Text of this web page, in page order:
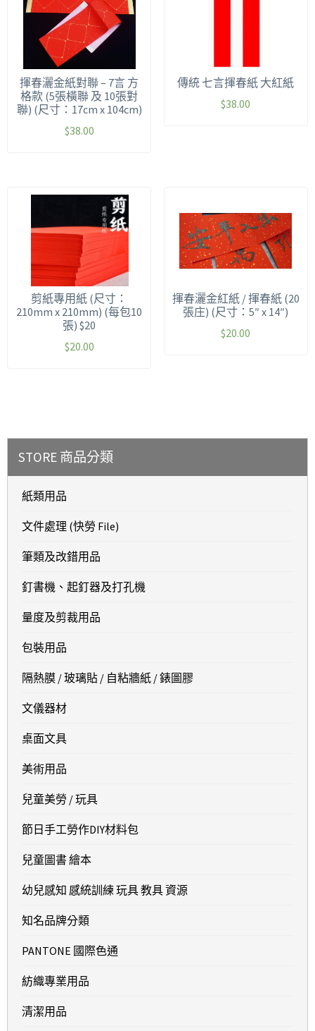
揮春灑金紙對聯 – 7言 方
格款 (5張橫聯 及 10張對
聯) (尺寸：17cm x 104cm)
$38.00
傳統 七言揮春紙 大紅紙
$38.00
剪紙專用紙 (尺寸：
210mm x 210mm) (每包10
張) $20
$20.00
揮春灑金紅紙 / 揮春紙 (20
張庄) (尺寸：5″ x 14″)
$20.00
STORE 商品分類
紙類用品
文件處理 (快勞 File)
筆類及改錯用品
釘書機、起釘器及打孔機
量度及剪裁用品
包裝用品
隔熱膜 / 玻璃貼 / 自粘牆紙 / 錶圖膠
文儀器材
桌面文具
美術用品
兒童美勞 / 玩具
節日手工勞作DIY材料包
兒童圖書 繪本
幼兒感知 感統訓練 玩具 教具 資源
知名品牌分類
PANTONE 國際色通
紡織專業用品
清潔用品